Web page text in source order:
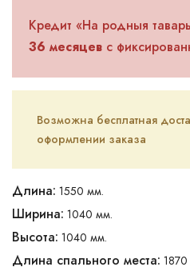
Кредит «На родныя
36 месяцев с
Возможна бесплатная
оформлении заказа
Длина: 1550 мм.
Ширина: 1040 мм.
Высота: 1040 мм.
Длина спального места: